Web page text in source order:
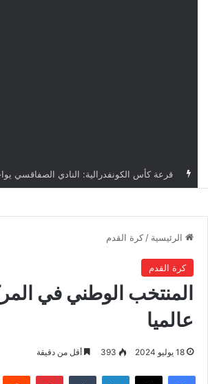
الرئيسية / كرة القدم
كرة القدم
عالميا
18 يوليو 2024 393 أقل من دقيقة
فيسبوك ‫X لينكدإن بينتيريست